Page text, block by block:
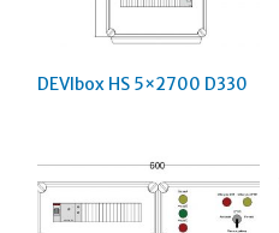
DEVIbox HS 5×2700 D330